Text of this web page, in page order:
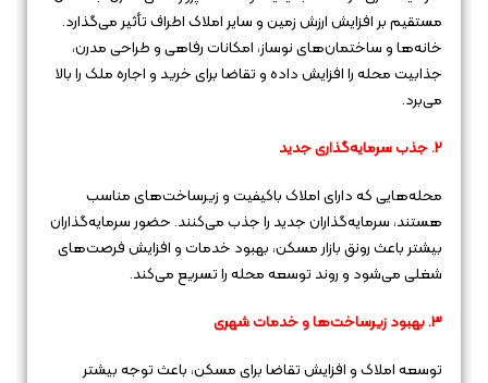
مستقیم بر افزایش ارزش زمین و سایر املاک اطراف تأثیر می‌گذارد.
خانه‌ها و ساختمان‌های نوساز، امکانات رفاهی و طراحی مدرن،
جذابیت محله را افزایش داده و تقاضا برای خرید و اجاره ملک را بالا
می‌برد.
2. جذب سرمایه‌گذاری جدید
محله‌هایی که دارای املاک باکیفیت و زیرساخت‌های مناسب
هستند، سرمایه‌گذاران جدید را جذب می‌کنند. حضور سرمایه‌گذاران
بیشتر باعث رونق بازار مسکن، بهبود خدمات و افزایش فرصت‌های
شغلی می‌شود و روند توسعه محله را تسریع می‌کند.
3. بهبود زیرساخت‌ها و خدمات شهری
توسعه املاک و افزایش تقاضا برای مسکن، باعث توجه بیشتر